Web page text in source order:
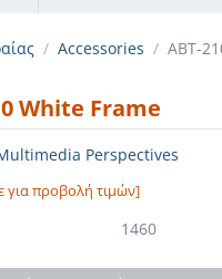
/ Accessories / ABT-
White Frame
Perspectives
για προβολή τιμών]
1460